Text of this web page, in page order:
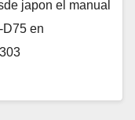
japon el manual
en